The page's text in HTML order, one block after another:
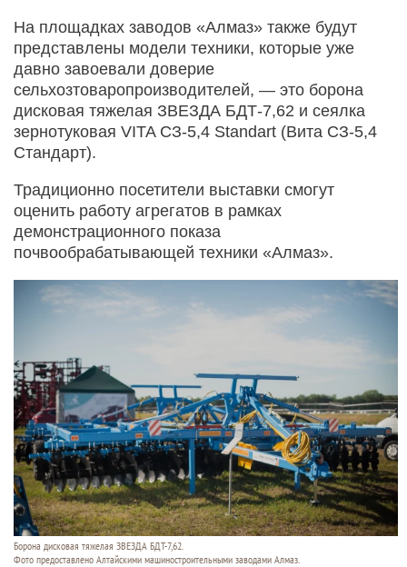
На площадках заводов «Алмаз» также будут
представлены модели техники, которые уже
давно завоевали доверие
сельхозтоваропроизводителей, — это борона
дисковая тяжелая ЗВЕЗДА БДТ-7,62 и сеялка
зерно­туковая VITA СЗ-5,4 Standart (Вита СЗ-5,4
Стандарт).
Традиционно посетители выставки смогут
оценить работу агрегатов в рамках
демонстрационного показа
почвообрабатывающей техники «Алмаз».
Борона дисковая тяжелая ЗВЕЗДА БДТ-7,62.
Фото предоставлено Алтайскими машиностроительными заводами Алмаз.